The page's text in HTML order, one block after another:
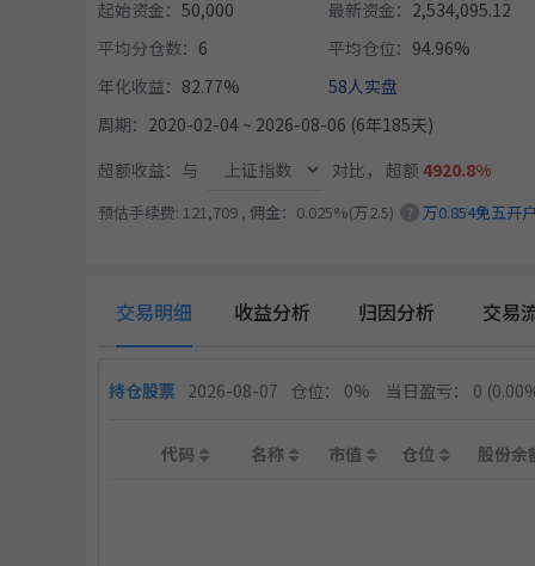
起始资金： 50,000 最新资金： 2,534,095.12
平均分仓数： 6 平均仓位： 94.96%
年化收益： 82.77%
58人实盘
周期： 2020-02-04 ~ 2026-08-06 (6年185天)
超额收益：与
对比， 超额 4920.8%
预估手续费: 121,709 , 佣金：0.025%(万2.5) ? 万0.854免五开户
交易明细 收益分析 归因分析 交易
持仓股票 2026-08-07 仓位： 0% 当日盈亏： 0
代码 名称 市值 仓位 股份余